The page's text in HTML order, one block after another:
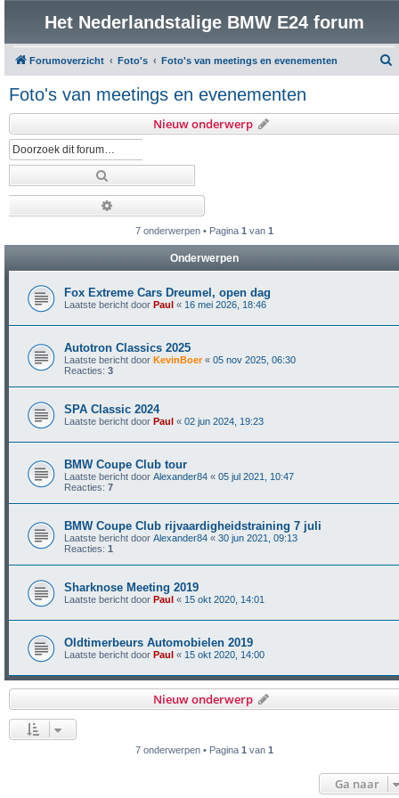
Het Nederlandstalige BMW E24 forum
Forumoverzicht Foto's Foto's van meetings en evenementen
Foto's van meetings en evenementen
Nieuw onderwerp
7 onderwerpen • Pagina 1 van 1
Onderwerpen
Fox Extreme Cars Dreumel, open dag
Laatste bericht door Paul « 16 mei 2026, 18:46
Autotron Classics 2025
Laatste bericht door KevinBoer« 05 nov 2025, 06:30
Reacties: 3
SPA Classic 2024
Laatste bericht door Paul « 02 jun 2024, 19:23
BMW Coupe Club tour
Laatste bericht door Alexander84 « 05 jul 2021, 10:47
Reacties: 7
BMW Coupe Club rijvaardigheidstraining 7 juli
Laatste bericht door Alexander84 « 30 jun 2021, 09:13
Reacties: 1
Sharknose Meeting 2019
Laatste bericht door Paul « 15 okt 2020, 14:01
Oldtimerbeurs Automobielen 2019
Laatste bericht door Paul « 15 okt 2020, 14:00
Nieuw onderwerp
7 onderwerpen • Pagina 1 van 1
Ga naar